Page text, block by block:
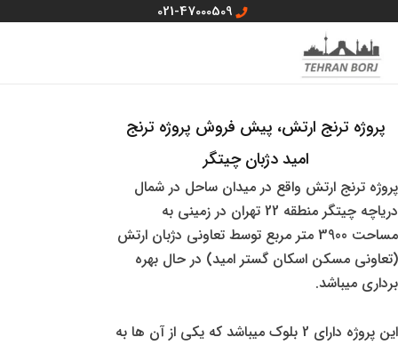
محتوا
021-47000509
پروژه ترنج ارتش، پیش فروش پروژه ترنج
امید دژبان چیتگر
پروژه ترنج ارتش واقع در میدان ساحل در شمال
دریاچه چیتگر منطقه 22 تهران در زمینی به
مساحت 3900 متر مربع توسط تعاونی دژبان ارتش
(تعاونی مسکن اسکان گستر امید) در حال بهره
برداری میباشد.
این پروژه دارای 2 بلوک میباشد که یکی از آن ها به